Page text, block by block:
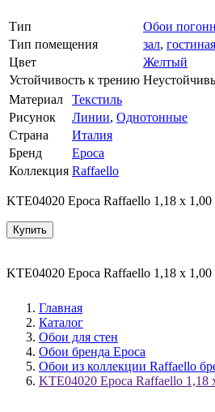
Тип
Обои
Тип помещения
зал, гостиная
Цвет
Желтый
Устойчивость к трению
Материал
Текстиль
Рисунок
Линии, Однотонные
Страна
Италия
Бренд
Epoca
Коллекция Raffaello
KTE04020 Epoca Raffaello 1,18 x 1,00
Купить
KTE04020 Epoca Raffaello 1,18 x 1,00
Главная
Каталог
Обои для стен
Обои бренда Epoca
Обои из коллекции Raffaello
KTE04020 Epoca Raffaello 1,18